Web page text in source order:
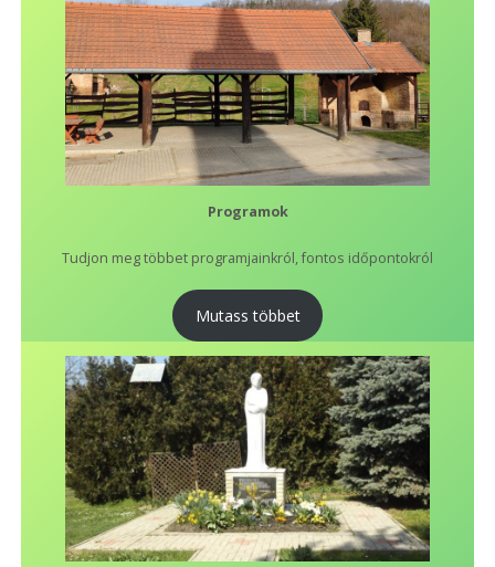
Programok
Tudjon meg többet programjainkról, fontos időpontokról
Mutass többet